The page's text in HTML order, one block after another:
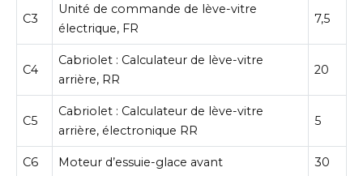
C3
Unité de commande de lève-vitre
électrique, FR
7,5
C4
Cabriolet : Calculateur de lève-vitre
arrière, RR
20
C5
Cabriolet : Calculateur de lève-vitre
arrière, électronique RR
5
C6 Moteur d’essuie-glace avant 30